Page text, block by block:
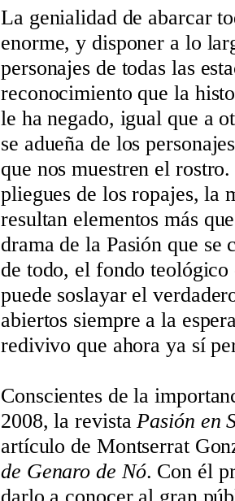
La genialidad de abarcar
enorme, y disponer a lo
personajes de todas las
reconocimiento que la
le ha negado, igual que a
se adueña de los
que nos muestren el
pliegues de los ropajes, la
resultan elementos más
drama de la Pasión que se
de todo, el fondo
puede soslayar el
abiertos siempre a la
redivivo que ahora ya sí
Conscientes de la
2008, la revistaPasión en
artículo de Montserrat
de Genaro de Nó. Con él